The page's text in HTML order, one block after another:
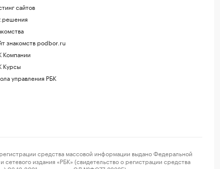
сайтов
знакомств podbor.ru
Компании
Курсы
управления РБК
средства массовой информации выдано Федеральной
издания «РБК» (свидетельство о регистрации средства